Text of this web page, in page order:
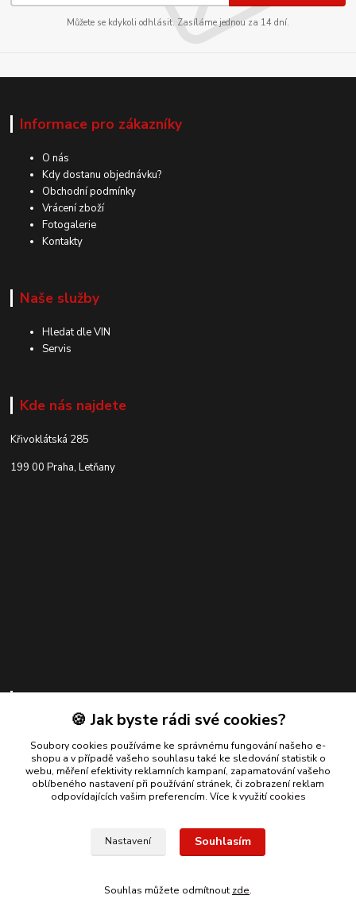
Můžete se kdykoli odhlásit. Zasíláme jednou za 14 dní.
Informace pro zákazníky
O nás
Kdy dostanu objednávku?
Obchodní podmínky
Vrácení zboží
Fotogalerie
Kontakty
Naše služby
Hledat dle VIN
Servis
Kde nás najdete
Křivoklátská 285
199 00 Praha, Letňany
Kontakty
+420 739 924 550
(Po-Pá, 8-17 hod.)
info@bmautodily.cz
Copyright 2026 BM-AUTODÍLY. Všechna práva vyhrazena.
🍪 Jak byste rádi své cookies?
Soubory cookies používáme ke správnému fungování našeho e-
shopu a v případě vašeho souhlasu také ke sledování statistik o
webu, měření efektivity reklamních kampaní, zapamatování vašeho
oblíbeného nastavení při používání stránek, či zobrazení reklam
odpovídajících vašim preferencím. Více k využití cookies
Nastavení Souhlasím
Souhlas můžete odmítnout zde.